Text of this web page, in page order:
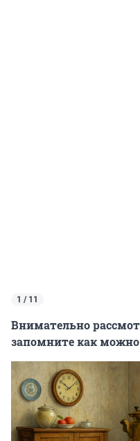
1 / 11
Внимательно
запомните как